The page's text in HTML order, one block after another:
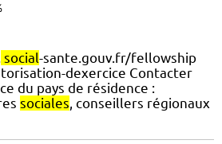
social-sante.gouv.fr/fellowship
dexercice Contacter
du pays de résidence :
sociales , conseillers régionaux